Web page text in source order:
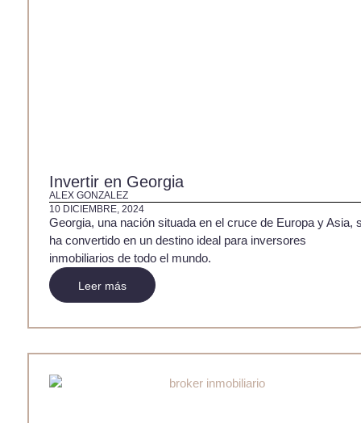
Invertir en Georgia
ALEX GONZALEZ
10 DICIEMBRE, 2024
Georgia, una nación situada en el cruce de Europa y Asia,
ha convertido en un destino ideal para inversores
inmobiliarios de todo el mundo.
Leer más